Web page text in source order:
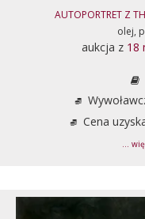
AUTOPORTRET Z
olej,
aukcja z 18
Cena
...